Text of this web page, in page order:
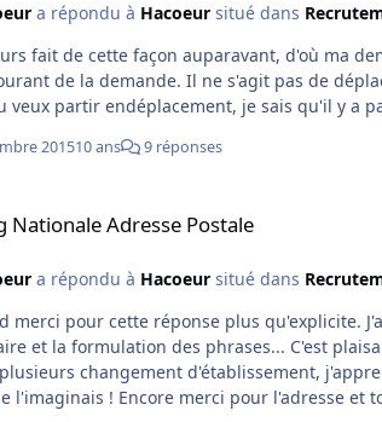
a répondu à Hacoeursitué dans
fait de cette façon auparavant, d'où ma
s'agit pas de déplacement avec l'infralog, uniquement de poste à pourvoir, après si
veux partir endéplacement, je sais qu'il y a
201510 ans 9 réponses
Nationale Adresse Postale
a répondu à Hacoeursitué dans
cette réponse plus qu'explicite. J'ai l'impression d'avoir une réponse d'un DET ou DRH vu le
et la formulation des phrases... C'est plaisant à lire,
changement d'établissement,